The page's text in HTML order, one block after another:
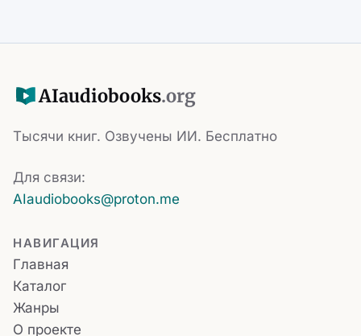
AIaudiobooks.org
Тысячи книг. Озвучены ИИ. Бесплатно
Для связи:
AIaudiobooks@proton.me
НАВИГАЦИЯ
Главная
Каталог
Жанры
О проекте